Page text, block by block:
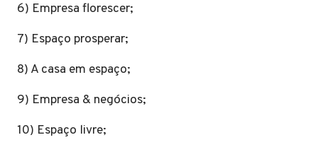
6) Empresa florescer;
7) Espaço prosperar;
8) A casa em espaço;
9) Empresa & negócios;
10) Espaço livre;